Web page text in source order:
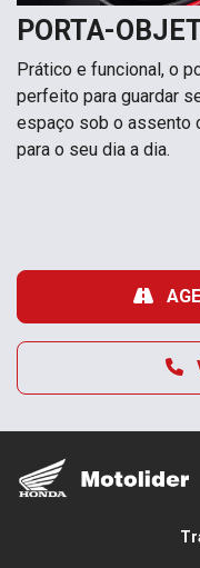
PORTA-
Prático e funcional, o
perfeito para guardar
espaço sob o assento
para o seu dia a dia.